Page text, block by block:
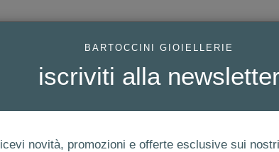
BARTOCCINI GIOIELLERIE
iscriviti alla newsletter
novità, promozioni e offerte esclusive sui